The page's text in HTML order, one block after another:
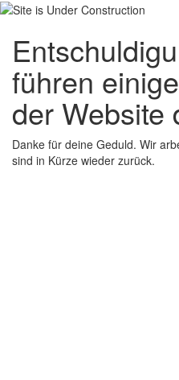
führen
der Website
Danke für deine Geduld. Wir
sind in Kürze wieder zurück.